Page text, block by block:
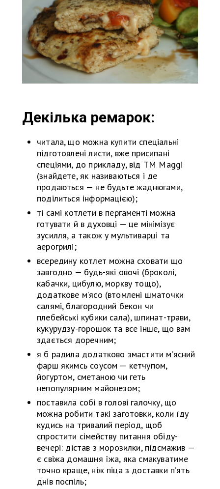
Декілька ремарок:
читала, що можна купити спеціальні
підготовлені листи, вже присипані
спеціями, до прикладу, від ТМ Maggi
(знайдете, як називаються і де
продаються — не будьте жаднюгами,
поділиться інформацією);
ті самі котлети в пергаменті можна
готувати й в духовці — це мінімізує
зусилля, а також у мультиварці та
аерогрилі;
всередину котлет можна сховати що
завгодно — будь-які овочі (броколі,
кабачки, цибулю, моркву тощо),
додаткове м’ясо (втомлені шматочки
салямі, благородний бекон чи
плебейські кубики сала), шпинат-трави,
кукурудзу-горошок та все інше, що вам
здається доречним;
я б радила додатково змастити м’ясний
фарш якимсь соусом — кетчупом,
йогуртом, сметаною чи геть
непопулярним майонезом;
поставила собі в голові галочку, що
можна робити такі заготовки, коли їду
кудись на тривалий період, щоб
спростити сімейству питання обіду-
вечері: дістав з морозилки, підсмажив —
є свіжа домашня їжа, яка смакуватиме
точно краще, ніж піца з доставки п’ять
днів поспіль;